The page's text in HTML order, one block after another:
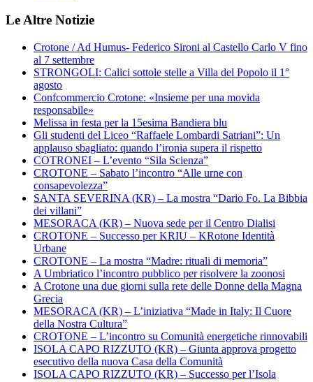
Le Altre Notizie
Crotone / Ad Humus- Federico Sironi al Castello Carlo V fino
al 7 settembre
STRONGOLI: Calici sottole stelle a Villa del Popolo il 1°
agosto
Confcommercio Crotone: «Insieme per una movida
responsabile»
Melissa in festa per la 15esima Bandiera blu
Gli studenti del Liceo “Raffaele Lombardi Satriani”: Un
applauso sbagliato: quando l’ironia supera il rispetto
COTRONEI – L’evento “Sila Scienza”
CROTONE – Sabato l’incontro “Alle urne con
consapevolezza”
SANTA SEVERINA (KR) – La mostra “Dario Fo. La Bibbia
dei villani”
MESORACA (KR) – Nuova sede per il Centro Dialisi
CROTONE – Successo per KRIU – KRotone Identità
Urbane
CROTONE – La mostra “Madre: rituali di memoria”
A Umbriatico l’incontro pubblico per risolvere la zoonosi
A Crotone una due giorni sulla rete delle Donne della Magna
Grecia
MESORACA (KR) – L’iniziativa “Made in Italy: Il Cuore
della Nostra Cultura”
CROTONE – L’incontro su Comunità energetiche rinnovabili
ISOLA CAPO RIZZUTO (KR) – Giunta approva progetto
esecutivo della nuova Casa della Comunità
ISOLA CAPO RIZZUTO (KR) – Successo per l’Isola